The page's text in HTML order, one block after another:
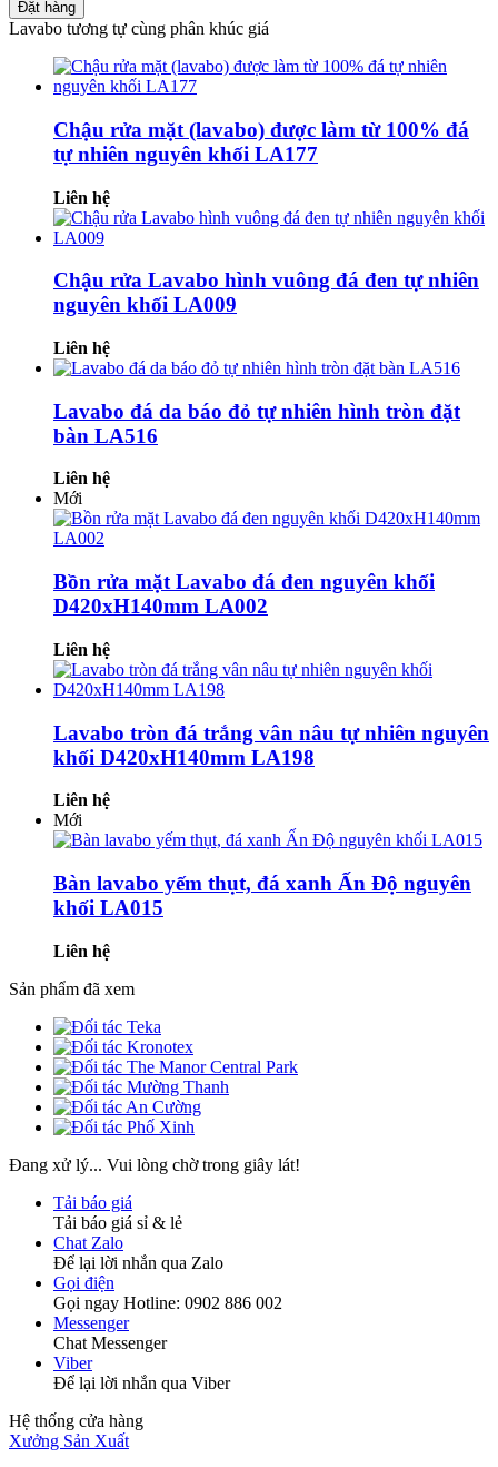
Đặt hàng
Lavabo tương tự cùng phân khúc giá
Chậu rửa mặt (lavabo) được làm từ 100% đá
tự nhiên nguyên khối LA177
Liên hệ
Chậu rửa Lavabo hình vuông đá đen tự nhiên
nguyên khối LA009
Liên hệ
Lavabo đá da báo đỏ tự nhiên hình tròn đặt
bàn LA516
Liên hệ
Mới
Bồn rửa mặt Lavabo đá đen nguyên khối
D420xH140mm LA002
Liên hệ
Lavabo tròn đá trắng vân nâu tự nhiên nguyên
khối D420xH140mm LA198
Liên hệ
Mới
Bàn lavabo yếm thụt, đá xanh Ấn Độ nguyên
khối LA015
Liên hệ
Sản phẩm đã xem
Đang xử lý... Vui lòng chờ trong giây lát!
Tải báo giá
Tải báo giá sỉ & lẻ
Chat Zalo
Để lại lời nhắn qua Zalo
Gọi điện
Gọi ngay Hotline: 0902 886 002
Messenger
Chat Messenger
Viber
Để lại lời nhắn qua Viber
Hệ thống cửa hàng
Xưởng Sản Xuất